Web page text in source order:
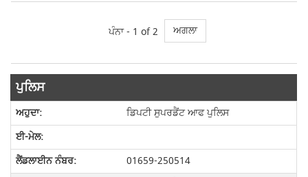
ਪੰਨਾ - 1 of 2 ਅਗਲਾ
ਪੁਲਿਸ
ਡਿਪਟੀ ਸੁਪਰਡੈਂਟ ਆਫ ਪੁਲਿਸ
01659-250514